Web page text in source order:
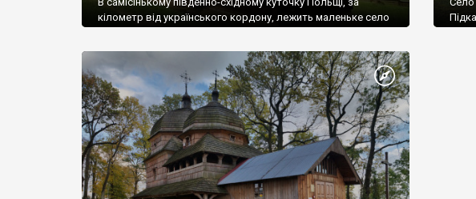
кілометр від українського кордону, лежить маленьке село
ще 100 – євреїв. Але під час операції «Вісла» майже усіх
українців було депортовано. Пізніше частина їх повернулася
– коли ми були […]